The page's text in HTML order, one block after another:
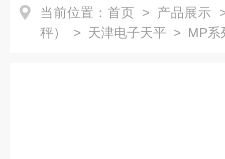
当前位置： 首页 > 产品展示
秤）
> 天津电子天平 > MP系